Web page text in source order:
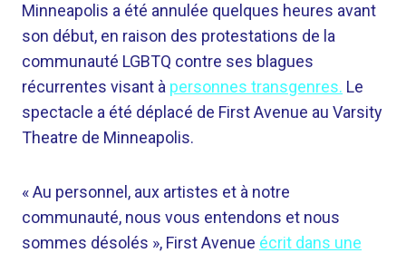
Minneapolis a été annulée quelques heures avant
son début, en raison des protestations de la
communauté LGBTQ contre ses blagues
récurrentes visant à personnes transgenres. Le
spectacle a été déplacé de First Avenue au Varsity
Theatre de Minneapolis.
« Au personnel, aux artistes et à notre
communauté, nous vous entendons et nous
sommes désolés », First Avenue écrit dans une